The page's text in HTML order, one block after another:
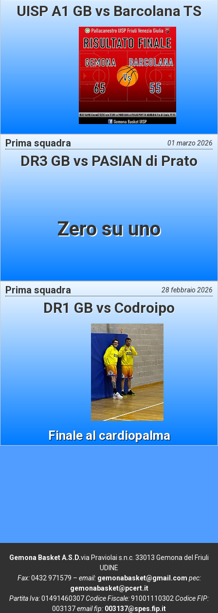
UISP A1 GB vs Barcolana TS
Prima squadra 01 marzo 2026
DR3 GB vs PASIAN di Prato
Zero su uno
Prima squadra 28 febbraio 2026
DR1 GB vs Codroipo
Finale al cardiopalma
Gemona Basket A.S.D.via Praviolai s.n.c. 33013 Gemona del Friuli
UDINE
Fax:0432 971579 – email: gemonabasket@gmail.com pec:
gemonabasket@pcert.it
Partita Iva:01491460307Codice Fiscale:91001110302Codice FIP:
003137email fip: 003137@spes.fip.it